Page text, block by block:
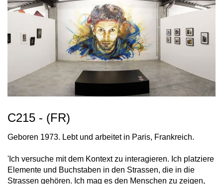
C215 - (FR)
Geboren 1973. Lebt und arbeitet in Paris, Frankreich.
'Ich versuche mit dem Kontext zu interagieren. Ich platziere
Elemente und Buchstaben in den Strassen, die in die
Strassen gehören. Ich mag es den Menschen zu zeigen,